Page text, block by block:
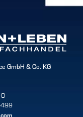
GmbH & Co. KG
0
499